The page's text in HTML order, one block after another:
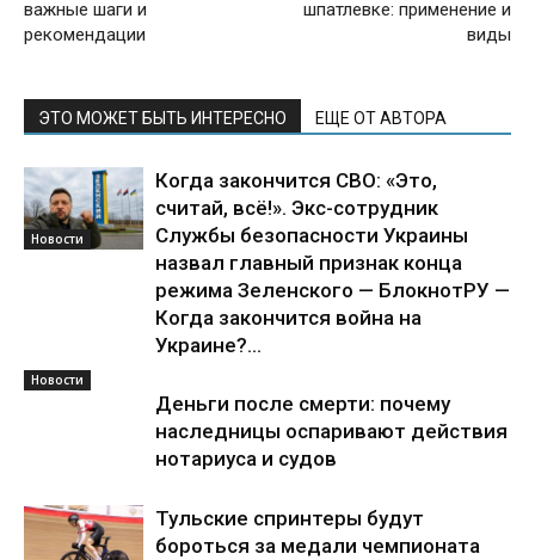
важные шаги и
рекомендации
шпатлевке: применение и
виды
ЭТО МОЖЕТ БЫТЬ ИНТЕРЕСНО ЕЩЕ ОТ АВТОРА
Новости
Когда закончится СВО: «Это,
считай, всё!». Экс-сотрудник
Службы безопасности Украины
назвал главный признак конца
режима Зеленского — БлокнотРУ —
Когда закончится война на
Украине?...
Новости
Деньги после смерти: почему
наследницы оспаривают действия
нотариуса и судов
Тульские спринтеры будут
бороться за медали чемпионата